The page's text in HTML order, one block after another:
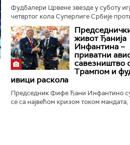
Фудбалери Црвене звезде у суботу
четвртог кола Суперлиге Србије
Пазара, а тренер Дејан Станковић
прижељкује да ће... живот Ђанија
Инфантина –
приватни
савезништво
Трампом и
ивици раскола
Председник Фифе Ђани Инфантино
се са највећом кризом током мандата,